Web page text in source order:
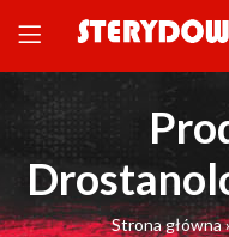
Strona główna